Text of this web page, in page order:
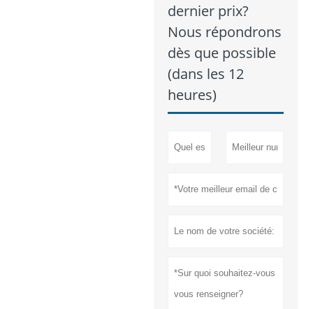
dernier prix?
Nous répondrons
dès que possible
(dans les 12
heures)